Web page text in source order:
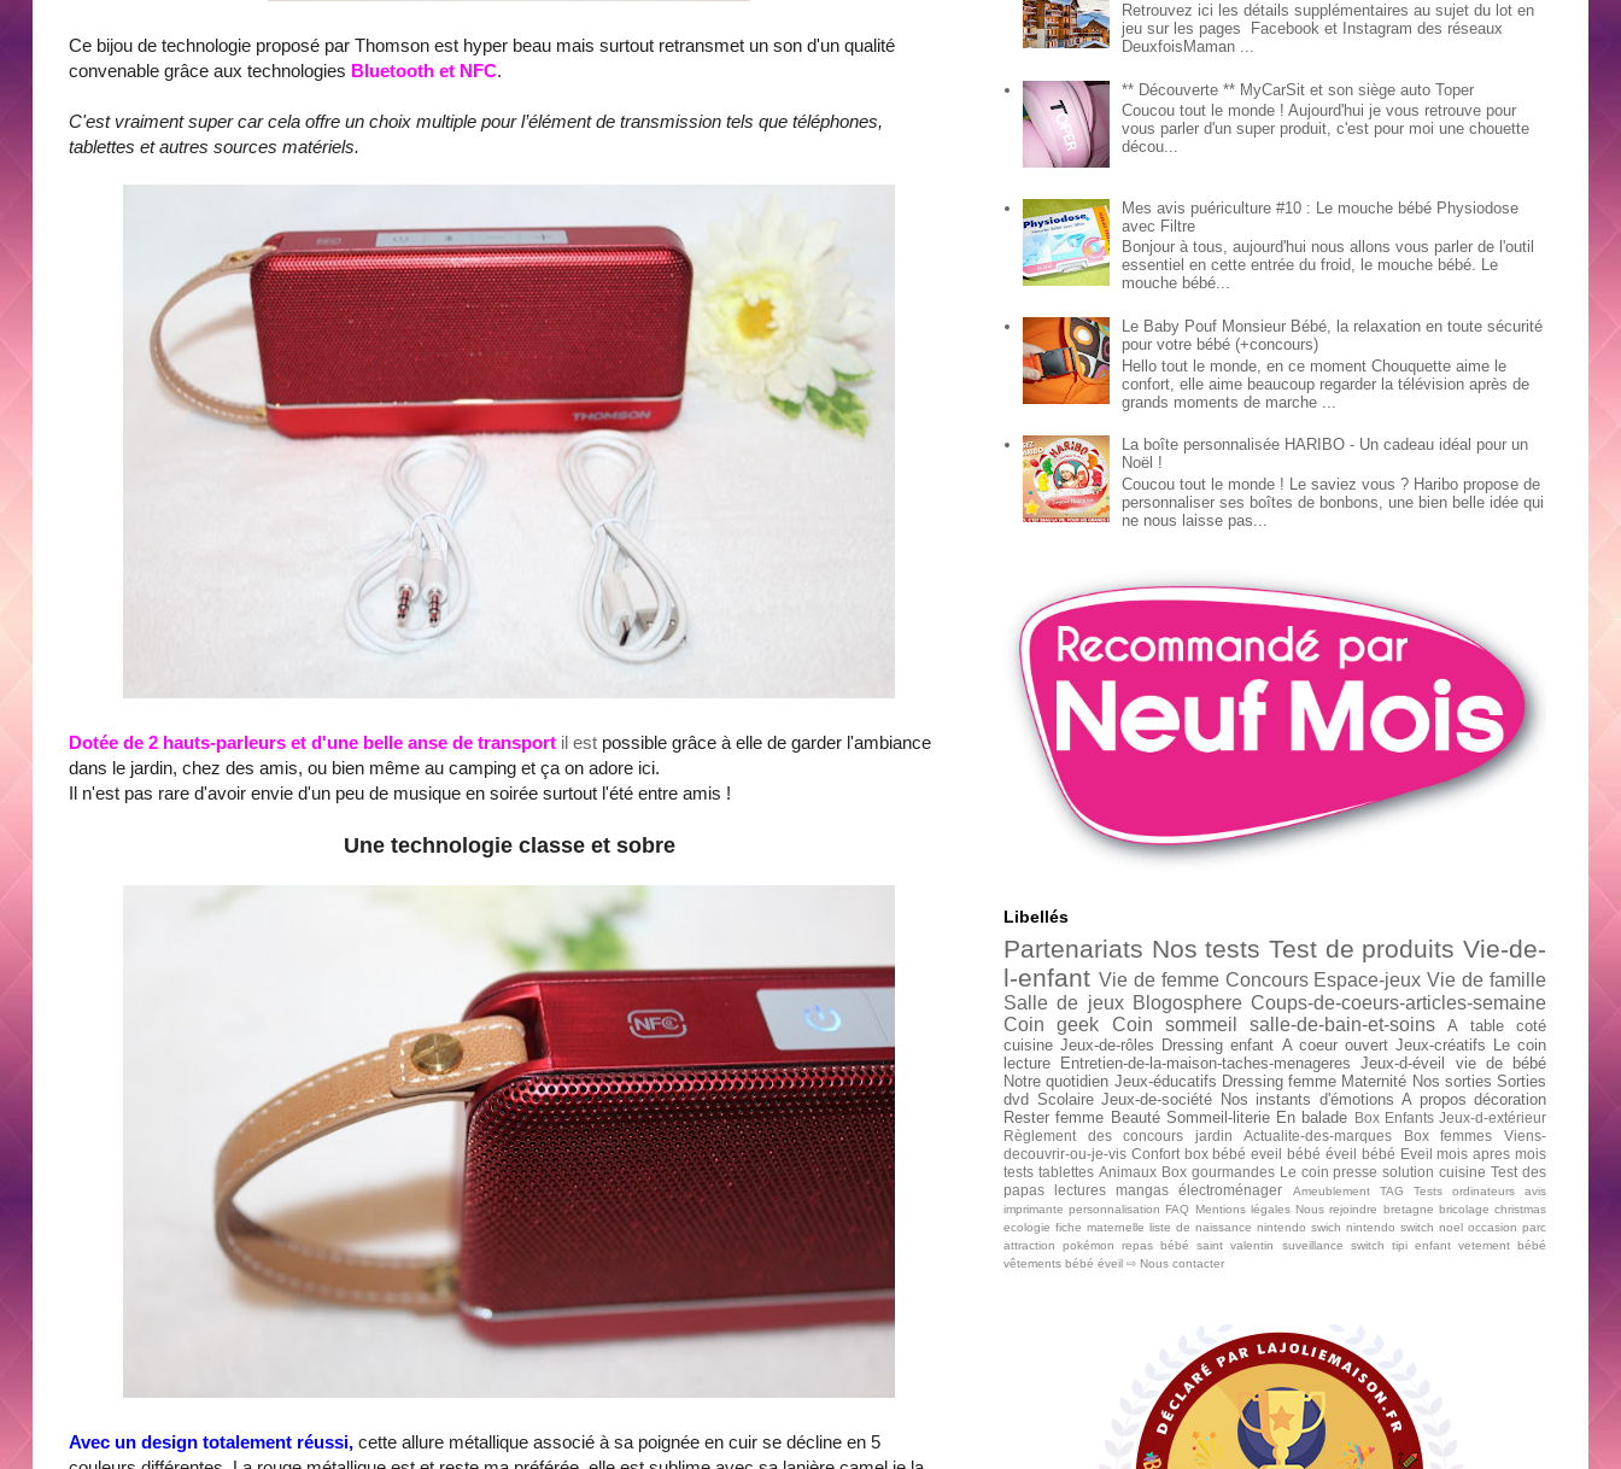
Ce bijou de technologie proposé par Thomson est hyper beau mais surtout retransmet un son d'un qualité
convenable grâce aux technologies Bluetooth et NFC.
C'est vraiment super car cela offre un choix multiple pour l’élément de transmission tels que téléphones,
tablettes et autres sources matériels.
Dotée de 2 hauts-parleurs et d'une belle anse de transport il est possible grâce à elle de garder l'ambiance
dans le jardin, chez des amis, ou bien même au camping et ça on adore ici.
Il n'est pas rare d'avoir envie d'un peu de musique en soirée surtout l'été entre amis !
Une technologie classe et sobre
Avec un design totalement réussi, cette allure métallique associé à sa poignée en cuir se décline en 5
Retrouvez ici les détails supplémentaires au sujet du lot en
jeu sur les pages Facebook et Instagram des réseaux
DeuxfoisMaman ...
** Découverte ** MyCarSit et son siège auto Toper
Coucou tout le monde ! Aujourd'hui je vous retrouve pour
vous parler d'un super produit, c'est pour moi une chouette
décou...
Mes avis puériculture #10 : Le mouche bébé Physiodose
avec Filtre
Bonjour à tous, aujourd'hui nous allons vous parler de l'outil
essentiel en cette entrée du froid, le mouche bébé. Le
mouche bébé...
Le Baby Pouf Monsieur Bébé, la relaxation en toute sécurité
pour votre bébé (+concours)
Hello tout le monde, en ce moment Chouquette aime le
confort, elle aime beaucoup regarder la télévision après de
grands moments de marche ...
La boîte personnalisée HARIBO - Un cadeau idéal pour un
Noël !
Coucou tout le monde ! Le saviez vous ? Haribo propose de
personnaliser ses boîtes de bonbons, une bien belle idée qui
ne nous laisse pas...
Libellés
Partenariats Nos tests Test de produits Vie-de-
l-enfant Vie de femme Concours Espace-jeux Vie de famille
Salle de jeux Blogosphere Coups-de-coeurs-articles-semaine
Coin geek
Coin sommeil salle-de-bain-et-soins A table
coté
cuisine Jeux-de-rôles Dressing enfant A coeur ouvert Jeux-créatifs Le coin
lecture
Entretien-de-la-maison-taches-menageres Jeux-d-éveil
vie de bébé
Notre quotidien Jeux-éducatifs Dressing femme Maternité Nos sorties Sorties
dvd Scolaire Jeux-de-société Nos instants d'émotions A propos décoration
Rester femme Beauté Sommeil-literie En balade Box Enfants Jeux-d-extérieur
Règlement des concours
jardin Actualite-des-marques Box femmes
Viens-
decouvrir-ou-je-vis Confort box bébé eveil bébé éveil bébé Eveil mois apres mois
tests tablettes Animaux Box gourmandes Le coin presse solution cuisine Test des
papas
lectures mangas électroménager Ameublement TAG Tests ordinateurs
avis
imprimante personnalisation FAQ Mentions légales Nous rejoindre bretagne bricolage christmas
ecologie fiche maternelle liste de naissance nintendo swich nintendo switch noel occasion parc
attraction
pokémon repas bébé saint valentin suveillance switch tipi enfant vetement bébé
vêtements bébé éveil ⇨ Nous contacter